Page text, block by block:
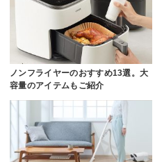
ノンフライヤーのおすすめ13選。大
容量のアイテムもご紹介